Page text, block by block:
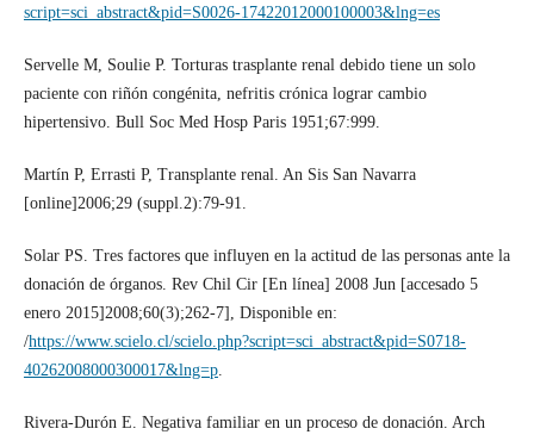
script=sci_abstract&pid=S0026-17422012000100003&lng=es
Servelle M, Soulie P. Torturas trasplante renal debido tiene un solo
paciente con riñón congénita, nefritis crónica lograr cambio
hipertensivo. Bull Soc Med Hosp Paris 1951;67:999.
Martín P, Errasti P, Transplante renal. An Sis San Navarra
[online]2006;29 (suppl.2):79-91.
Solar PS. Tres factores que influyen en la actitud de las personas ante la
donación de órganos. Rev Chil Cir [En línea] 2008 Jun [accesado 5
enero 2015]2008;60(3);262-7], Disponible en:
/https://www.scielo.cl/scielo.php?script=sci_abstract&pid=S0718-
40262008000300017&lng=p.
Rivera-Durón E. Negativa familiar en un proceso de donación. Arch